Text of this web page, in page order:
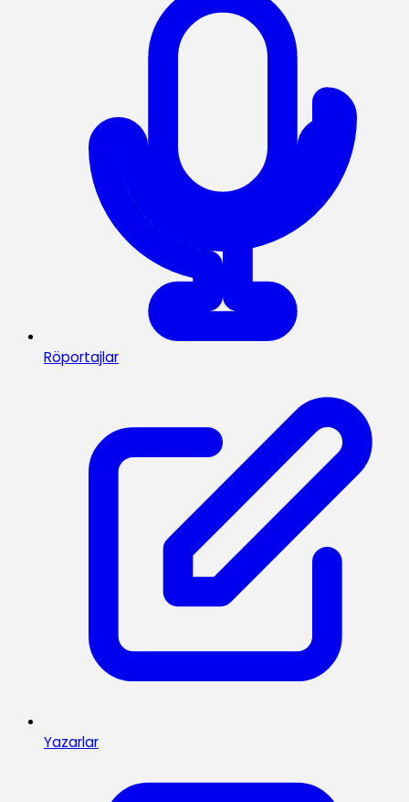
Röportajlar
Yazarlar